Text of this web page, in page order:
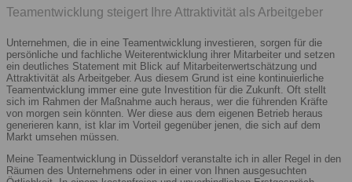
Teamentwicklung steigert Ihre Attraktivität als Arbeitgeber
Unternehmen, die in eine Teamentwicklung investieren, sorgen für die
persönliche und fachliche Weiterentwicklung ihrer Mitarbeiter und setzen
ein deutliches Statement mit Blick auf Mitarbeiterwertschätzung und
Attraktivität als Arbeitgeber. Aus diesem Grund ist eine kontinuierliche
Teamentwicklung immer eine gute Investition für die Zukunft. Oft stellt
sich im Rahmen der Maßnahme auch heraus, wer die führenden Kräfte
von morgen sein könnten. Wer diese aus dem eigenen Betrieb heraus
generieren kann, ist klar im Vorteil gegenüber jenen, die sich auf dem
Markt umsehen müssen.
Meine Teamentwicklung in Düsseldorf veranstalte ich in aller Regel in den
Räumen des Unternehmens oder in einer von Ihnen ausgesuchten